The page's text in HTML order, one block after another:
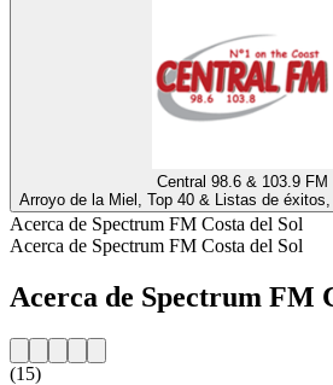
Central 98.6 & 103.9 FM
Arroyo de la Miel, Top 40 & Listas de
Acerca de Spectrum FM Costa del Sol
Acerca de Spectrum FM Costa del Sol
Acerca de Spectrum FM
(15)